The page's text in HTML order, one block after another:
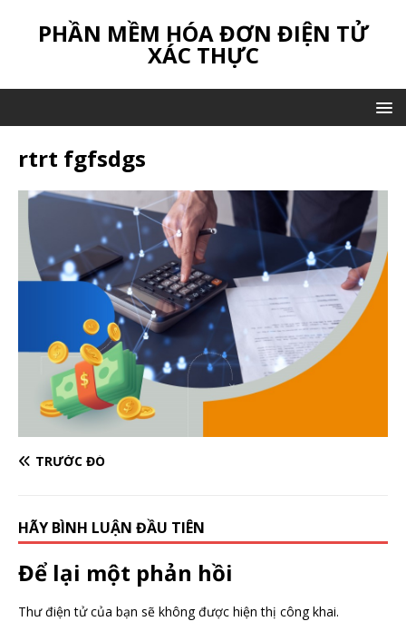
PHẦN MỀM HÓA ĐƠN ĐIỆN TỬ
XÁC THỰC
rtrt fgfsdgs
TRƯỚC ĐÓ
HÃY BÌNH LUẬN ĐẦU TIÊN
Để lại một phản hồi
Thư điện tử của bạn sẽ không được hiện thị công khai.